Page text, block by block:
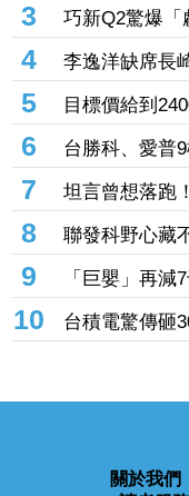
3
巧新Q2驚爆
飆逾1成
4
李逸洋缺席長
不該因單一事
5
目標價給到
營收揭牌前強
6
台勝科、愛普
禁閉新制今上
7
坦言曾想落跑
品遭羈押 痛
8
聯發科野心藏
元 ASIC市占
9
「巨嬰」再減
買進日 年化
10
台積電驚傳砸
搶攻先進封裝
關於我們